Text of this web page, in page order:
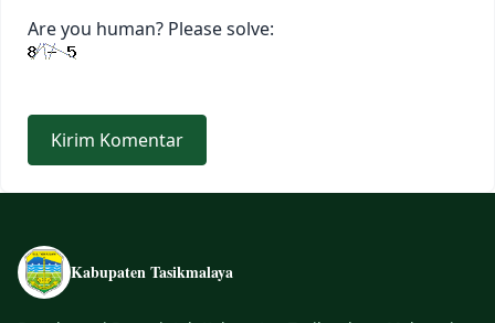
Are you human? Please solve:
Kabupaten Tasikmalaya